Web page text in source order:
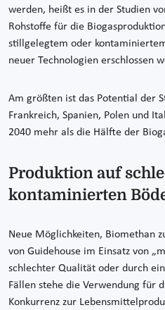
werden, heißt es in der Studien
Rohstoffe für die
stillgelegtem oder
neuer Technologien erschlossen
Am größten ist das Potential der
Frankreich, Spanien, Polen und
2040 mehr als die Hälfte der
Produktion auf
kontaminierten
Neue Möglichkeiten, Biomethan
von Guidehouse im Einsatz von
schlechter Qualität oder durch
Fällen stehe die Verwendung für
Konkurrenz zur